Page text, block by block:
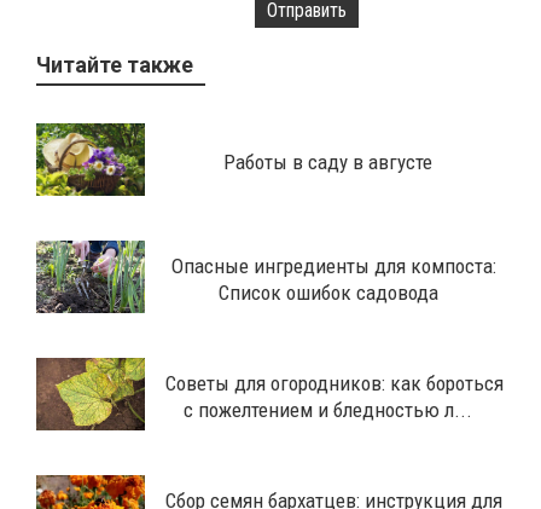
Отправить
Читайте также
Работы в саду в августе
Опасные ингредиенты для компоста:
Список ошибок садовода
Советы для огородников: как бороться
с пожелтением и бледностью л...
Сбор семян бархатцев: инструкция для